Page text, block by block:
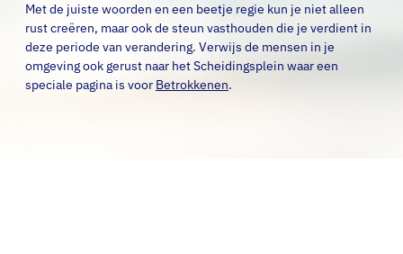
Met de juiste woorden en een beetje regie kun je niet alleen
rust creëren, maar ook de steun vasthouden die je verdient in
deze periode van verandering. Verwijs de mensen in je
omgeving ook gerust naar het Scheidingsplein waar een
speciale pagina is voor Betrokkenen.